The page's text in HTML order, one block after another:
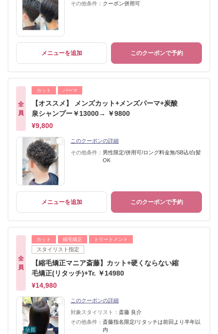
その他条件： クーポン併用可
メニューを追加 このクーポンで予約
全
員
カット パーマ
【オススメ】 メンズカット+メンズパーマ+炭酸
泉シャンプー￥13000→ ￥9800
¥9,800
このクーポンの詳細
その他条件： 男性限定/併用可/ロング料金無/SB込/白髪
OK
メニューを追加 このクーポンで予約
全
員
カット 縮毛矯正 トリートメント
スタイリスト指定
【縮毛矯正マニア斎藤】カット+硬くならない縮
毛矯正(リタッチ)+Tr. ￥14980
¥14,980
このクーポンの詳細
対象スタイリスト： 斎藤 良介
その他条件： 斎藤指名限定/リタッチは前回より半年以
内